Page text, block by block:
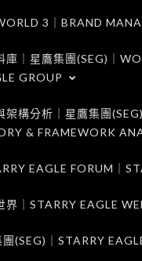
3｜BRAND
庫｜星鷹集團(SEG)｜
GROUP
構分析｜星鷹集團
& FRAMEWORK
EAGLE FORUM｜
界｜STARRY EAGLE
(SEG)｜STARRY